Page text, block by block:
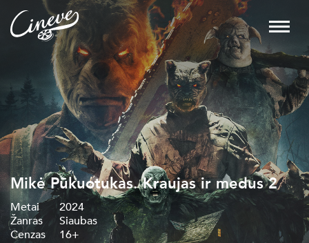
Mikė Pūkuotukas. Kraujas ir medus 2
Metai
2024
Žanras
Siaubas
Cenzas
16+